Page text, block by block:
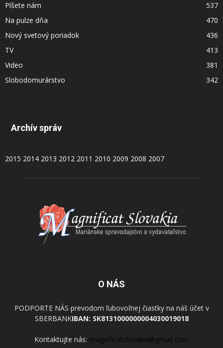
Píšete nám
537
Na pulze dňa
470
Nový svetový poriadok
436
TV
413
Video
381
Slobodomurárstvo
342
Archív správ
2015 2014 2013 2012 2011 2010 2009 2008 2007
O NÁS
PODPORTE NÁS prevodom ľubovoľnej čiastky na náš účet v
SBERBANKIBAN: SK8131000000004030019018
Kontaktujte nás: magnificatslovakia@gmail.com